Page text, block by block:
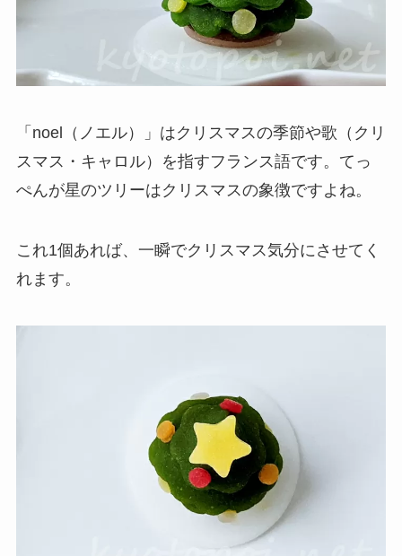
「noel（ノエル）」はクリスマスの季節や歌（クリ
スマス・キャロル）を指すフランス語です。てっ
ぺんが星のツリーはクリスマスの象徴ですよね。
これ1個あれば、一瞬でクリスマス気分にさせてく
れます。